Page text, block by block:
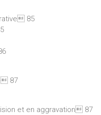
85
87
et en aggravation 87